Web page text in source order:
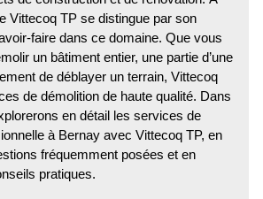
Vittecoq TP se distingue par son
faire dans ce domaine. Que vous
un bâtiment entier, une partie d’une
de déblayer un terrain, Vittecoq
de démolition de haute qualité. Dans
en détail les services de
à Bernay avec Vittecoq TP, en
fréquemment posées et en
pratiques.